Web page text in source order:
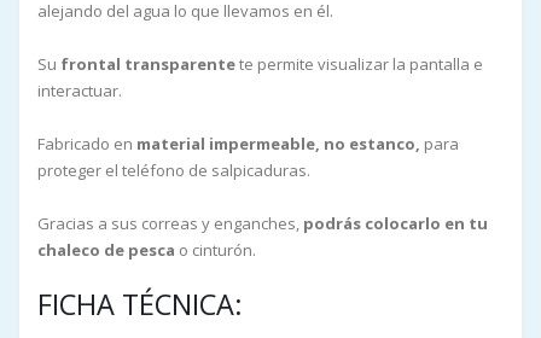
alejando del agua lo que llevamos en él.
Su frontal transparentete permite visualizar la pantalla e
interactuar.
Fabricado en material impermeable, no estanco, para
proteger el teléfono de salpicaduras.
Gracias a sus correas y enganches, podrás colocarlo en tu
chaleco de pesca o cinturón.
FICHA TÉCNICA: